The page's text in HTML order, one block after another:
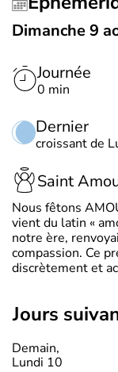
Dimanche 9
Journée
0 min
Dernier
croissant de
Saint
Nous fêtons
vient du latin «
notre ère,
compassion. Ce
discrètement et
jours
Demain,
Lundi 10